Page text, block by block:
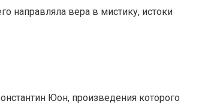
направляла вера в мистику, истоки
Юон, произведения которого